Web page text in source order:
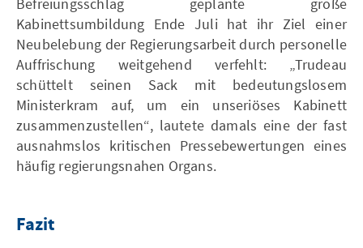
Kabinettsumbildung Ende Juli hat ihr Ziel einer
Neubelebung der Regierungsarbeit durch personelle
Auffrischung weitgehend verfehlt: „Trudeau
schüttelt seinen Sack mit bedeutungslosem
Ministerkram auf, um ein unseriöses Kabinett
zusammenzustellen“, lautete damals eine der fast
ausnahmslos kritischen Pressebewertungen eines
häufig regierungsnahen Organs.
Fazit